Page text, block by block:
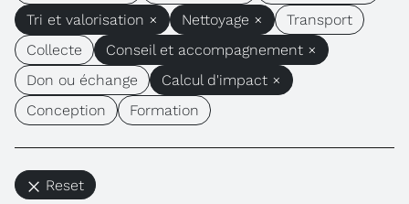
Tri et valorisation ×
Nettoyage ×
Transport
Collecte
Conseil et accompagnement ×
Don ou échange
Calcul d'impact ×
Conception
Formation
Reset